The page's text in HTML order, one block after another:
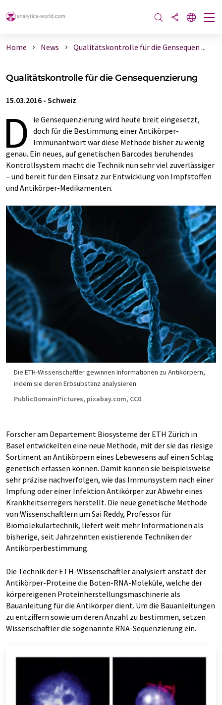
Home News Qualitätskontrolle für die Gensequen ...
Qualitätskontrolle für die Gensequenzierung
15.03.2016 - Schweiz
D
ie Gensequenzierung wird heute breit eingesetzt,
doch für die Bestimmung einer Antikörper-
Immunantwort war diese Methode bisher zu wenig
genau. Ein neues, auf genetischen Barcodes beruhendes
Kontrollsystem macht die Technik nun sehr viel zuverlässiger
– und bereit für den Einsatz zur Entwicklung von Impfstoffen
und Antikörper-Medikamenten.
Die ETH-Wissenschaftler gewinnen Informationen zu Antikörpern,
indem sie deren Erbsubstanz analysieren.
PublicDomainPictures, pixabay.com, CC0
Forscher am Departement Biosysteme der ETH Zürich in
Basel entwickelten eine neue Methode, mit der sie das riesige
Sortiment an Antikörpern eines Lebewesens auf einen Schlag
genetisch erfassen können. Damit können sie beispielsweise
sehr präzise nachverfolgen, wie das Immunsystem nach einer
Impfung oder einer Infektion Antikörper zur Abwehr eines
Krankheitserregers herstellt. Die neue genetische Methode
von Wissenschaftlern um Sai Reddy, Professor für
Biomolekulartechnik, liefert weit mehr Informationen als
bisherige, seit Jahrzehnten existierende Techniken der
Antikörperbestimmung.
Die Technik der ETH-Wissenschaftler analysiert anstatt der
Antikörper-Proteine die Boten-RNA-Moleküle, welche der
körpereigenen Proteinherstellungsmaschinerie als
Bauanleitung für die Antikörper dient. Um die Bauanleitungen
zu entziffern sowie um deren Anzahl zu bestimmen, setzen
Wissenschaftler die sogenannte RNA-Sequenzierung ein.